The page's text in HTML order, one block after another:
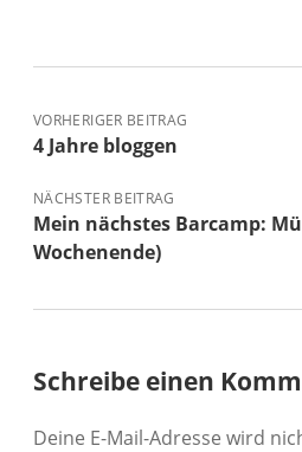
VORHERIGER BEITRAG
4 Jahre bloggen
NÄCHSTER BEITRAG
Mein nächstes Barcamp:
Wochenende)
Schreibe einen
Deine E-Mail-Adresse wird